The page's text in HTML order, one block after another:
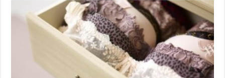
Française
2013
:
pour
quelle
parure
allez-
vous
craquer
?